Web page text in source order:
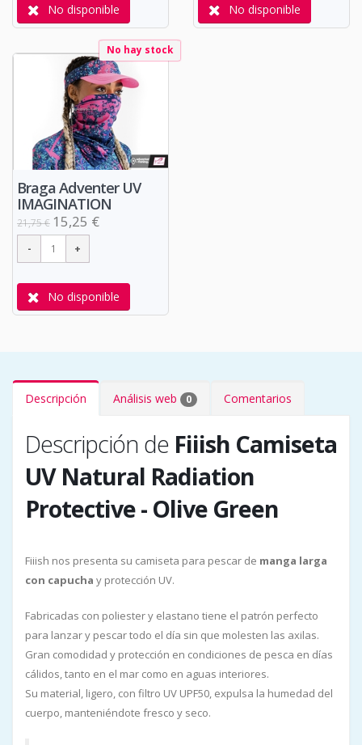
No disponible No disponible
No hay stock
Braga Adventer UV
IMAGINATION
21,75 € 15,25 €
No disponible
Descripción Análisis web 0 Comentarios
Descripción de Fiiish Camiseta
UV Natural Radiation
Protective - Olive Green
Fiiish nos presenta su camiseta para pescar de manga larga
con capucha y protección UV.
Fabricadas con poliester y elastano tiene el patrón perfecto
para lanzar y pescar todo el día sin que molesten las axilas.
Gran comodidad y protección en condiciones de pesca en días
cálidos, tanto en el mar como en aguas interiores.
Su material, ligero, con filtro UV UPF50, expulsa la humedad del
cuerpo, manteniéndote fresco y seco.